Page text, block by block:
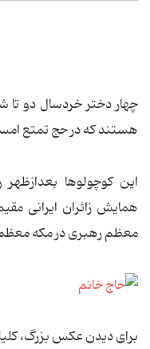
چهار دختر خردسال دو
هستند که در حج تمتع
این کوچولوها
همایش زائران ایرانی
معظم رهبری در مکه
برای دیدن عكس بزرگ،